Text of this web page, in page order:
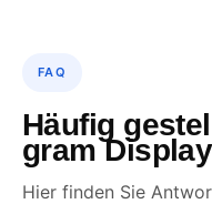
FAQ
Häufig
gram
Hier finden Sie